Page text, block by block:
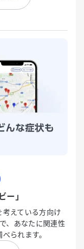
ー」
えている方向け
、あなたに関連性
られます。